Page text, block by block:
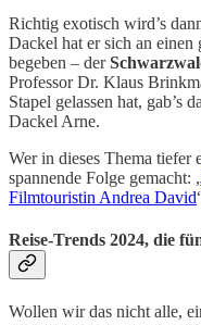
Richtig exotisch wird’s
Dackel hat er sich an
begeben – der
Professor Dr. Klaus
Stapel gelassen hat, gab’s
Dackel Arne.
Wer in dieses Thema tiefer
spannende Folge gemacht:
Filmtouristin Andrea David
Reise-Trends 2024, die
Wollen wir das nicht alle,